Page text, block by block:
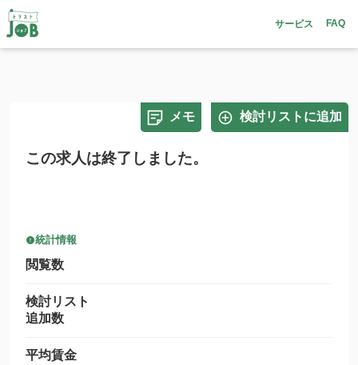
サービス FAQ
メモ 検討リストに追加
この求人は終了しました。
統計情報
閲覧数
検討リスト
追加数
平均賃金